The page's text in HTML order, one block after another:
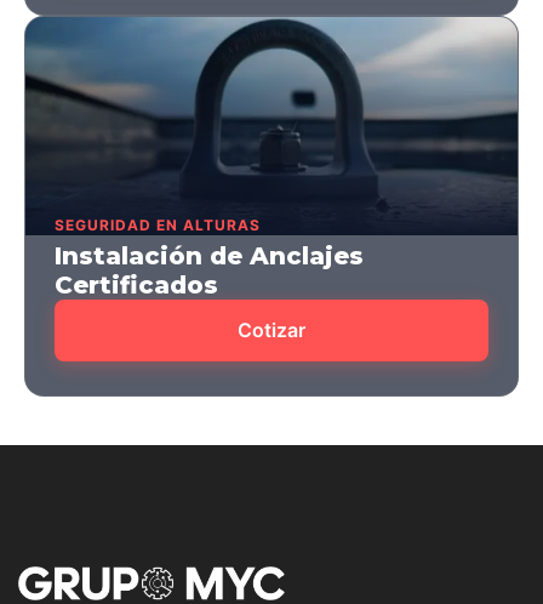
SEGURIDAD EN ALTURAS
Instalación de Anclajes
Certificados
Cotizar